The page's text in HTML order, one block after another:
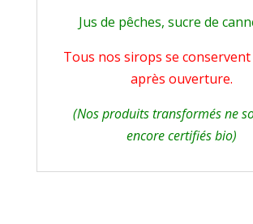
Jus de pêches, sucre de
Tous nos sirops se
après ouverture.
(Nos produits transformés ne
encore certifiés bio)